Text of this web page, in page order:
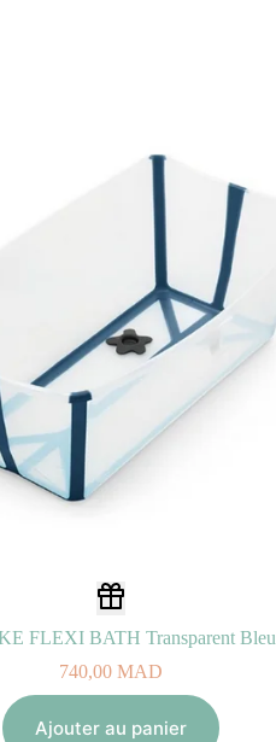
FLEXI BATH Transparent Bleu
740,00MAD
Ajouter au panier